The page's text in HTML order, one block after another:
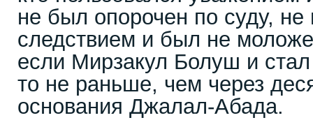
не был опорочен по суду, не
следствием и был не
если Мирзакул Болуш и
то не раньше, чем через
основания Джалал-Абада.